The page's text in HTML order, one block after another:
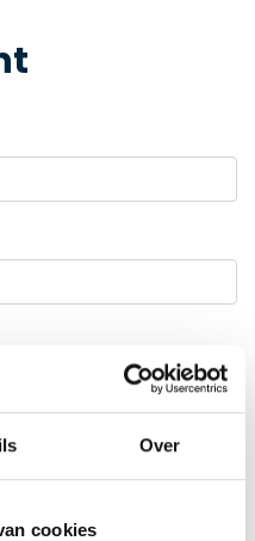
Over
cookies